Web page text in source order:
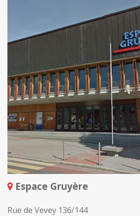
Espace Gruyère
Rue de Vevey 136/144